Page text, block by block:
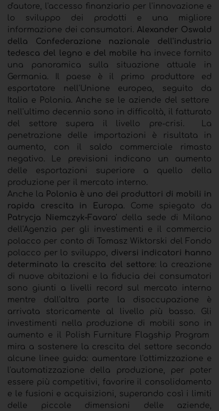
d'autore, l'accesso finanziario per l'innovazione e
lo sviluppo dei prodotti e una migliore
informazione dei consumatori. Alexander Oswald
della Confederazione nazionale dell'industria
tedesca del legno e del mobile ha invece fornito
una panoramica sulla situazione attuale in
Germania. Il paese è il primo produttore ed
esportatore nell'Unione europea, seguito da
Italia e Polonia. Anche se le aziende del settore
nell'ultimo decennio sono in difficoltà, il fatturato
del settore supera il livello pre-crisi. La
penetrazione delle importazioni è risultata in
aumento, con il saldo commerciale rimasto
negativo. Le previsioni indicano un aumento
delle esportazioni superiore a quello della
produzione per il mercato interno.
Anche la Polonia è uno dei produttori di mobili in
rapida crescita in Europa. Come spiegato da
Patrycja Niemczyk-Favaro' della sede di Milano
dell'Agenzia per gli investimenti e il commercio
polacco per conto di Tomasz Wiktorski del Fondo
polacco per lo sviluppo, diversi indicatori hanno
determinato la crescita del settore: la creazione
di nuove abitazioni e la fiducia dei consumatori
sono giunti a livelli record sul mercato interno
mentre dall'altra parte la disoccupazione è
arrivata storicamente al livello più basso. Gli
investimenti nella produzione di mobili sono in
aumento e il Polish Furniture Flagship Program
mira a sostenere la crescita del settore secondo
alcune linee guida: aumentare l'ottimizzazione e
l'automatizzazione della produzione, per poter
essere più competitivi, favorire il consolidamento
e le fusioni e acquisizioni, superando così i limiti
delle piccole dimensioni delle aziende,